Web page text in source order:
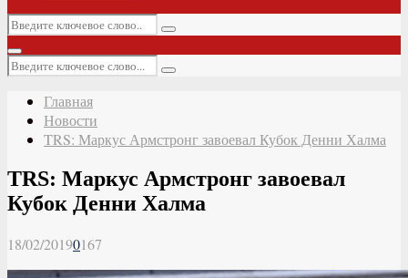
Искать:
Поиск
Основное
меню
Искать:
Поиск
Главная
Новости
TRS: Маркус Армстронг завоевал Кубок Денни Халма
TRS: Маркус Армстронг завоевал
Кубок Денни Халма
18/02/20190167